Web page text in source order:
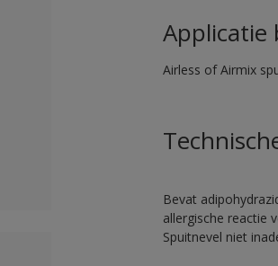
Applicatie
Airless of Airmix
Bevat
allergische reactie
Spuitnevel niet